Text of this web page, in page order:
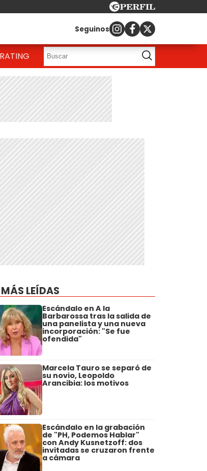
Seguinos
RATING
LEÍDAS
Escándalo en A la
Barbarossa tras la salida de
una panelista y una nueva
incorporación: "Se fue
ofendida"
Marcela Tauro se separó de
su novio, Leopoldo
Arancibia: los motivos
Escándalo en la grabación
de "PH, Podemos Hablar"
con Andy Kusnetzoff: dos
invitadas se cruzaron frente
a cámara